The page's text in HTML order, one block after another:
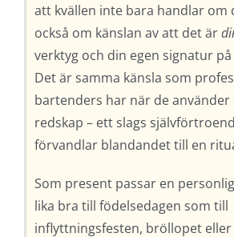
att kvällen inte bara handlar om
också om känslan av att det är
verktyg och din egen signatur
Det är samma känsla som
bartenders har när de använder
redskap – ett slags
förvandlar blandandet till en
Som present passar en
lika bra till födelsedagen som till
inflyttningsfesten, bröllopet